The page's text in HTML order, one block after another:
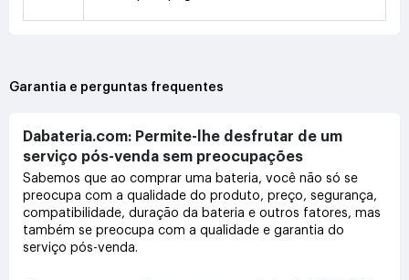
Garantia e perguntas frequentes
Dabateria.com: Permite-lhe desfrutar de um
serviço pós-venda sem preocupações
Sabemos que ao comprar uma bateria, você não só se
preocupa com a qualidade do produto, preço, segurança,
compatibilidade, duração da bateria e outros fatores, mas
também se preocupa com a qualidade e garantia do
serviço pós-venda.